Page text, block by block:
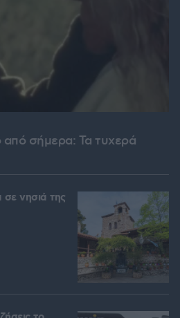
σήμερα: Τα τυχερά
σε νησιά της